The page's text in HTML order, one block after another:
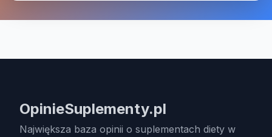
OpinieSuplementy.pl
Największa baza opinii o suplementach diety w